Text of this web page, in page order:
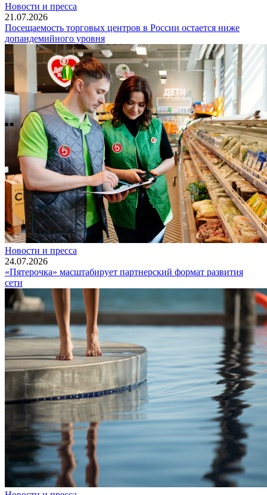
Новости и пресса
21.07.2026
Посещаемость торговых центров в России остается ниже
допандемийного уровня
Новости и пресса
24.07.2026
«Пятерочка» масштабирует партнерский формат развития
сети